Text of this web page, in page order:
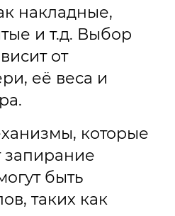
накладные,
и т.д. Выбор
от
её веса и
которые
запирание
быть
таких как